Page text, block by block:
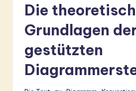
In
Die
Grundlagen
gestützten